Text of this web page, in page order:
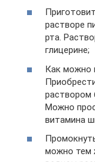
растворе
рта.
глицерине;
Как можно
раствором
Можно
витамина
можно тем